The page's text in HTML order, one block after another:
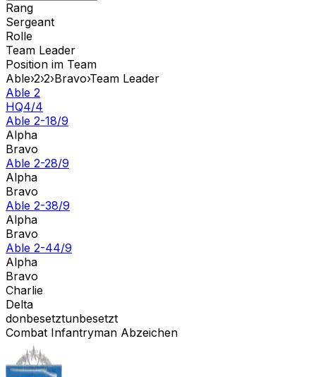
Rang
Sergeant
Rolle
Team Leader
Position im Team
Able›2›2›Bravo›Team Leader
Able 2
HQ4/4
Able 2-18/9
Alpha
Bravo
Able 2-28/9
Alpha
Bravo
Able 2-38/9
Alpha
Bravo
Able 2-44/9
Alpha
Bravo
Charlie
Delta
donbesetztunbesetzt
Combat Infantryman Abzeichen